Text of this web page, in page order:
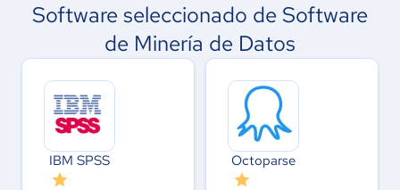
Software seleccionado de Software
de Minería de Datos
IBM SPSS Octoparse